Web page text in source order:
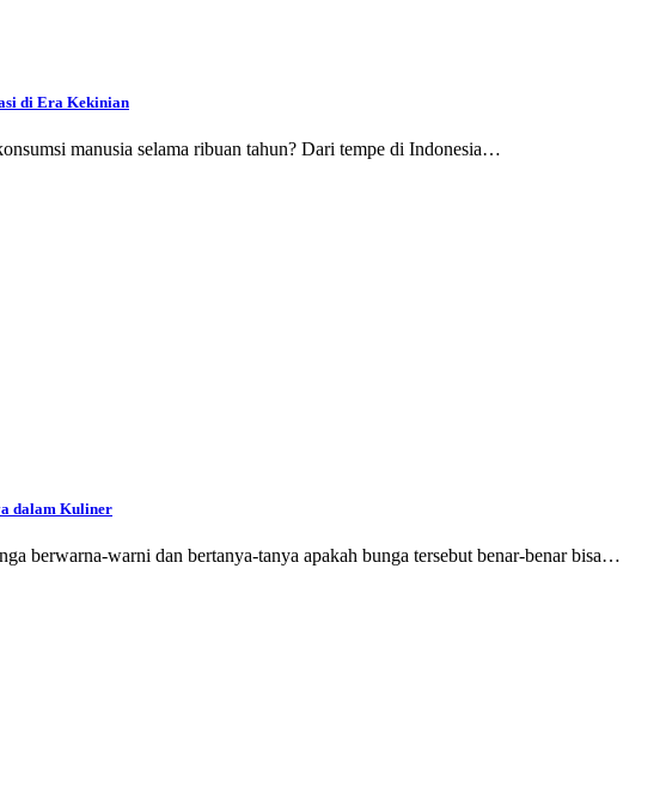
di Era Kekinian
manusia selama ribuan tahun? Dari tempe di Indonesia…
dalam Kuliner
berwarna-warni dan bertanya-tanya apakah bunga tersebut benar-benar bisa…